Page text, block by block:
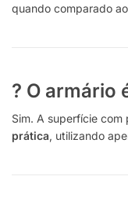
quando comparado
? O armário
Sim. A superfície
prática, utilizando